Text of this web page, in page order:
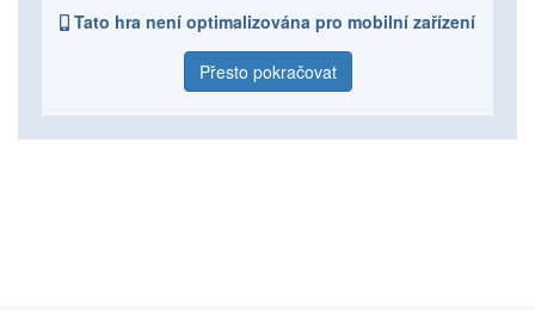
Tato hra není optimalizována pro mobilní zařízení
Přesto pokračovat